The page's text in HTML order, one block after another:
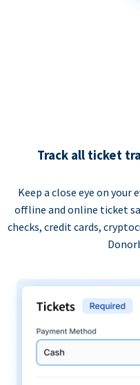
Track all ticket
Keep a close eye on your
offline and online ticket
checks, credit cards,